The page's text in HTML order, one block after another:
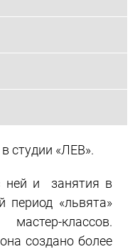
студии «ЛЕВ».
ней и занятия в
период «львята»
классов.
создано более